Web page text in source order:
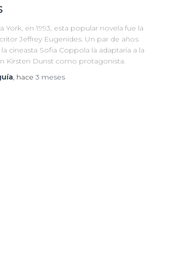
York, en 1993, esta popular novela fue la
Jeffrey Eugenides. Un par de años
la cineasta Sofia Coppola la adaptaría a la
Kirsten Dunst como protagonista.
, hace 3 meses